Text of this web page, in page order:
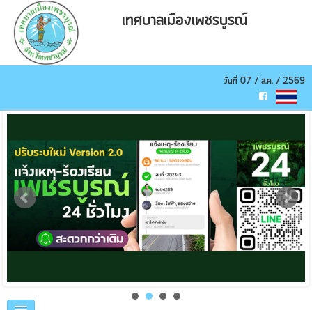
เทศบาลเมืองเพชรบูรณ์
วันที่ 07 / ส.ค. / 2569